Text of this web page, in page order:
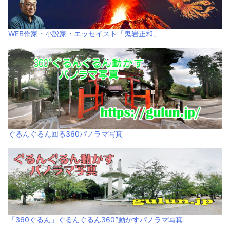
WEB作家・小説家・エッセイスト「鬼岩正和」
ぐるんぐるん回る360パノラマ写真
「360ぐるん」ぐるんぐるん360°動かすパノラマ写真